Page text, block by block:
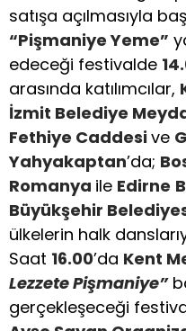
satışa açılmasıyla
“Pişmaniye Yeme”
edeceği festivalde
arasında katılımcılar,
İzmit Belediye
Fethiye Caddesive
Yahyakaptan’da;
Romanya ile Edirne
Büyükşehir
ülkelerin halk
Saat 16.00’da Kent
Lezzete Pişmaniye”
gerçekleşeceği